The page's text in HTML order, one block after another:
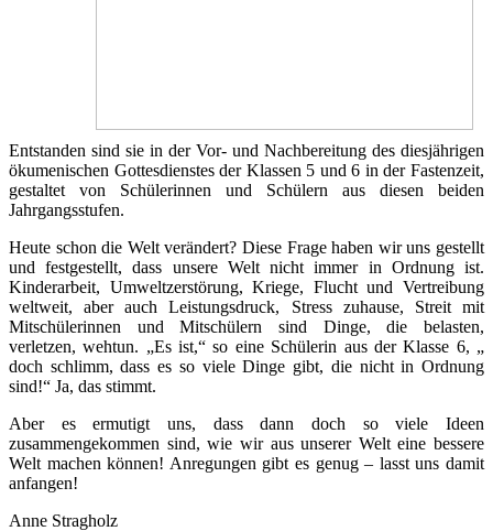
Entstanden sind sie in der Vor- und Nachbereitung des diesjährigen
ökumenischen Gottesdienstes der Klassen 5 und 6 in der Fastenzeit,
gestaltet von Schülerinnen und Schülern aus diesen beiden
Jahrgangsstufen.
Heute schon die Welt verändert? Diese Frage haben wir uns gestellt
und festgestellt, dass unsere Welt nicht immer in Ordnung ist.
Kinderarbeit, Umweltzerstörung, Kriege, Flucht und Vertreibung
weltweit, aber auch Leistungsdruck, Stress zuhause, Streit mit
Mitschülerinnen und Mitschülern sind Dinge, die belasten,
verletzen, wehtun. „Es ist,“ so eine Schülerin aus der Klasse 6, „
doch schlimm, dass es so viele Dinge gibt, die nicht in Ordnung
sind!“ Ja, das stimmt.
Aber es ermutigt uns, dass dann doch so viele Ideen
zusammengekommen sind, wie wir aus unserer Welt eine bessere
Welt machen können! Anregungen gibt es genug – lasst uns damit
anfangen!
Anne Stragholz